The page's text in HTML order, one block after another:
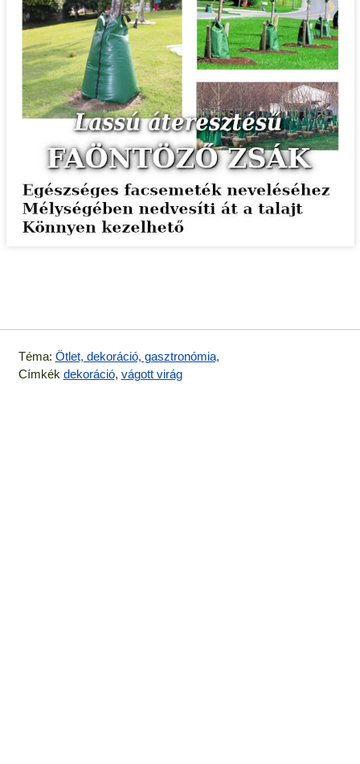
Téma: Ötlet, dekoráció, gasztronómia,
Címkék dekoráció, vágott virág